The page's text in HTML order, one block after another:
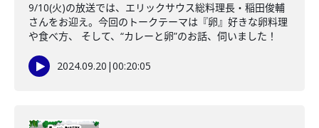
9/10(火)の放送では、エリックサウス総料理長・稲田俊輔
さんをお迎え。今回のトークテーマは『卵』好きな卵料理
や食べ方、 そして、“カレーと卵”のお話、伺いました！
2024.09.20 |00:20:05